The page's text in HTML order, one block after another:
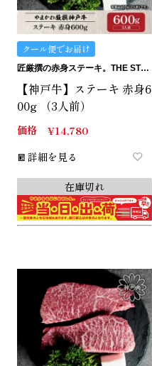
クール便でお届け
匠厳撰の赤身ステーキ。THE STEAK.
【神戸牛】ステーキ 赤身6
00g （3人前）
価格 ¥14,780
詳細を見る
在庫切れ